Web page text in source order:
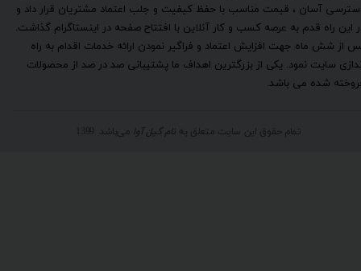
آسان ، قیمت مناسب با حفظ کیفیت و جلب اعتماد مشتریان قرار داد و
این راه قدم به عرصه کسب و کار آنلاین با افتتاح صفحه در اینستاگرام گذاشت.
از شش ماه جهت افزایش اعتماد و فراگیر نمودن ارائه خدمات اقدام به راه
سایت نمود. یکی از بزرگترین اهداف ما پشتیبانی صد در صد از محصولات
شده می باشد.
تمام حقوق این سایت متعلق به نام گیل آوا می‌باشد. 1399